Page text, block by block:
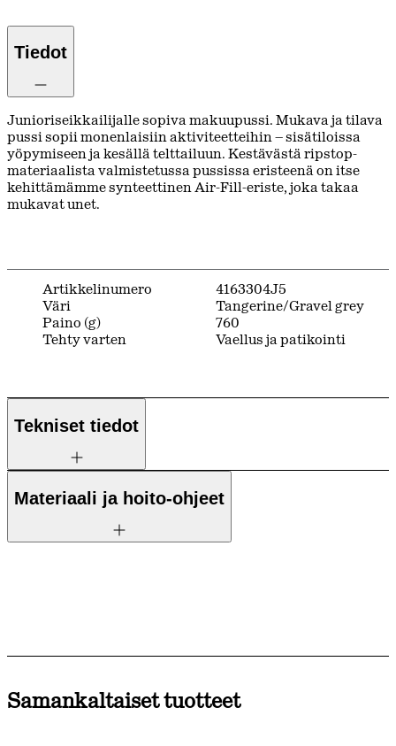
Tiedot
Junioriseikkailijalle sopiva makuupussi. Mukava ja tilava
pussi sopii monenlaisiin aktiviteetteihin – sisätiloissa
yöpymiseen ja kesällä telttailuun. Kestävästä ripstop-
materiaalista valmistetussa pussissa eristeenä on itse
kehittämämme synteettinen Air-Fill-eriste, joka takaa
mukavat unet.
Artikkelinumero
4163304J5
Väri
Tangerine/Gravel grey
Paino (g)
760
Tehty varten
Vaellus ja patikointi
Tekniset tiedot
Materiaali ja hoito-ohjeet
Samankaltaiset tuotteet